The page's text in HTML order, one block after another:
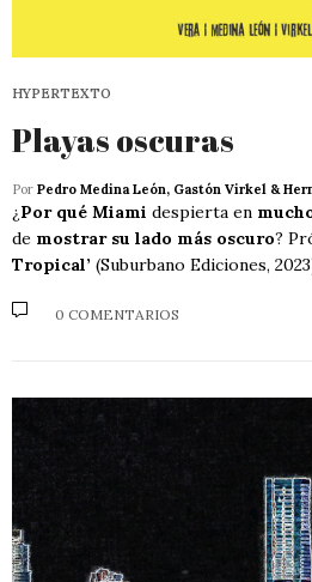
HYPERTEXTO
Playas oscuras
Por Pedro Medina León, Gastón Virkel &
¿Por qué Miami despierta en
de mostrar su lado más oscuro?
Tropical’ (Suburbano Ediciones,
0 COMENTARIOS